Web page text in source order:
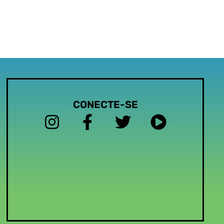
CONECTE-SE